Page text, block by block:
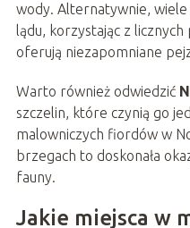
wody. Alternatywnie,
lądu, korzystając z
oferują niezapomniane
Warto również odwiedzić
szczelin, które czynią go
malowniczych fiordów w
brzegach to doskonała
fauny.
Jakie miejsca w